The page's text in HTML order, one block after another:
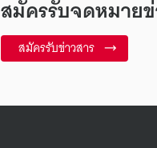
สมัครรับจดหมาย
สมัครรับข่าวสาร